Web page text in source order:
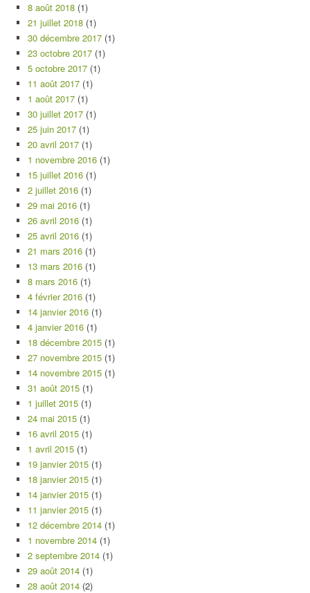
8 août 2018 (1)
21 juillet 2018 (1)
30 décembre 2017 (1)
23 octobre 2017 (1)
5 octobre 2017 (1)
11 août 2017 (1)
1 août 2017 (1)
30 juillet 2017 (1)
25 juin 2017 (1)
20 avril 2017 (1)
1 novembre 2016 (1)
15 juillet 2016 (1)
2 juillet 2016 (1)
29 mai 2016 (1)
26 avril 2016 (1)
25 avril 2016 (1)
21 mars 2016 (1)
13 mars 2016 (1)
8 mars 2016 (1)
4 février 2016 (1)
14 janvier 2016 (1)
4 janvier 2016 (1)
18 décembre 2015 (1)
27 novembre 2015 (1)
14 novembre 2015 (1)
31 août 2015 (1)
1 juillet 2015 (1)
24 mai 2015 (1)
16 avril 2015 (1)
1 avril 2015 (1)
19 janvier 2015 (1)
18 janvier 2015 (1)
14 janvier 2015 (1)
11 janvier 2015 (1)
12 décembre 2014 (1)
1 novembre 2014 (1)
2 septembre 2014 (1)
29 août 2014 (1)
28 août 2014 (2)